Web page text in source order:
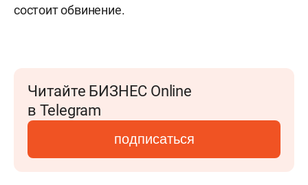
состоит обвинение.
Читайте БИЗНЕС Online
в Telegram
подписаться